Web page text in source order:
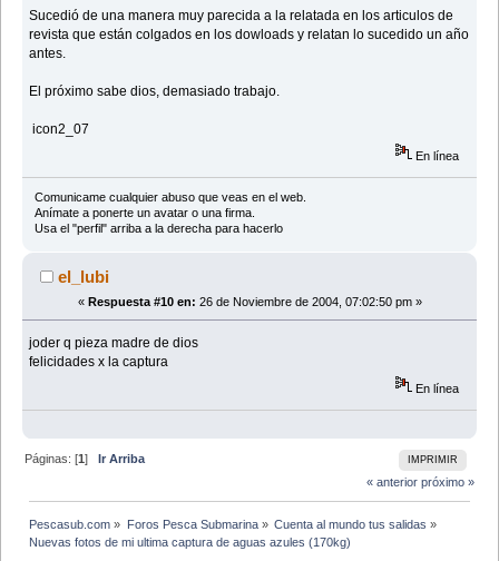
Sucedió de una manera muy parecida a la relatada en los articulos de
revista que están colgados en los dowloads y relatan lo sucedido un año
antes.
El próximo sabe dios, demasiado trabajo.
icon2_07
En línea
Comunicame cualquier abuso que veas en el web.
Anímate a ponerte un avatar o una firma.
Usa el "perfil" arriba a la derecha para hacerlo
el_lubi
« Respuesta #10 en: 26 de Noviembre de 2004, 07:02:50 pm »
joder q pieza madre de dios
felicidades x la captura
En línea
IMPRIMIR
Páginas: [1]Ir Arriba
« anterior próximo »
Pescasub.com » Foros Pesca Submarina» Cuenta al mundo tus salidas »
Nuevas fotos de mi ultima captura de aguas azules (170kg)